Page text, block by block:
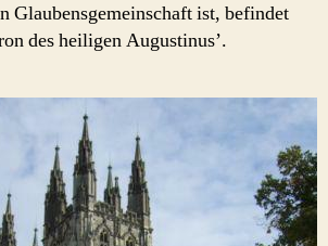
Glaubensgemeinschaft ist, befindet
des heiligen Augustinus’.